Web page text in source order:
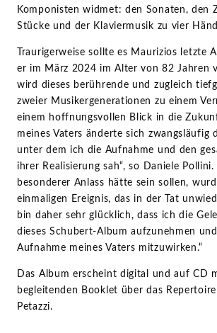
Komponisten widmet: den Sonaten, den
Stücke und der Klaviermusik zu vier
Traurigerweise sollte es Maurizios letzte
er im März 2024 im Alter von 82 Jahren
wird dieses berührende und zugleich
zweier Musikergenerationen zu einem
einem hoffnungsvollen Blick in die
meines Vaters änderte sich zwangsläufig
unter dem ich die Aufnahme und den
ihrer Realisierung sah“, so Daniele Pollini.
besonderer Anlass hätte sein sollen,
einmaligen Ereignis, das in der Tat
bin daher sehr glücklich, dass ich die
dieses Schubert-Album aufzunehmen
Aufnahme meines Vaters mitzuwirken.“
Das Album erscheint digital und auf CD
begleitenden Booklet über das
Petazzi.